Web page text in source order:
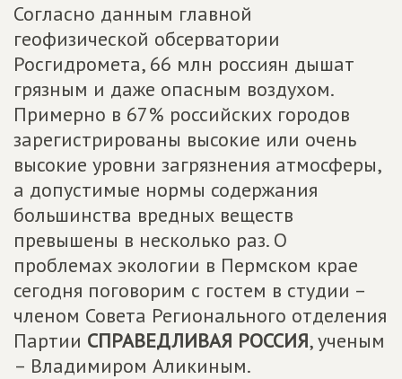
Согласно данным главной
геофизической обсерватории
Росгидромета, 66 млн россиян дышат
грязным и даже опасным воздухом.
Примерно в 67% российских городов
зарегистрированы высокие или очень
высокие уровни загрязнения атмосферы,
а допустимые нормы содержания
большинства вредных веществ
превышены в несколько раз. О
проблемах экологии в Пермском крае
сегодня поговорим с гостем в студии –
членом Совета Регионального отделения
Партии СПРАВЕДЛИВАЯ РОССИЯ, ученым
– Владимиром Аликиным.